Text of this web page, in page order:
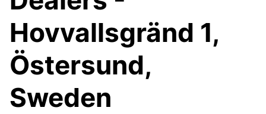
Hovvallsgränd 1,
Östersund,
Sweden